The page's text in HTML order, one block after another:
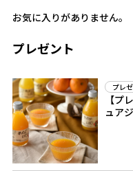
お気に入りがありません。
プレゼント
プレ
【プ
ュア